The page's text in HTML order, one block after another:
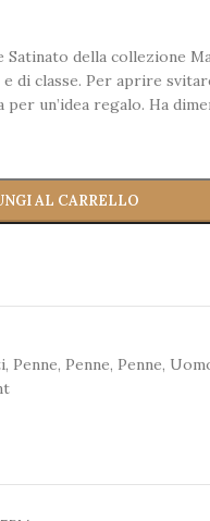
Satinato della collezione
di classe. Per aprire
un’idea regalo. Ha
AL CARRELLO
, Penne, Penne, Penne,